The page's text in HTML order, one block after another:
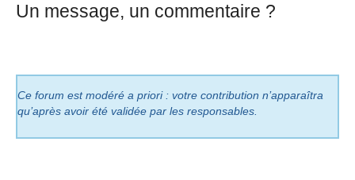
Un message, un commentaire ?
Ce forum est modéré a priori : votre contribution n’apparaîtra
qu’après avoir été validée par les responsables.